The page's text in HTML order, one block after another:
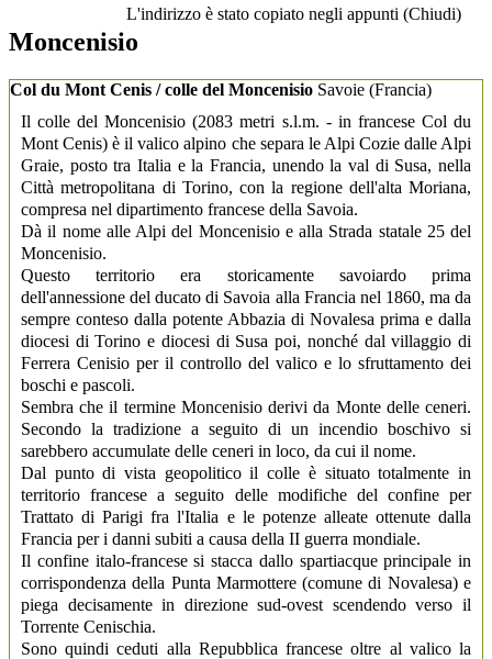
L'indirizzo è stato copiato negli appunti (Chiudi)
Moncenisio
Col du Mont Cenis / colle del Moncenisio Savoie (Francia)
Il colle del Moncenisio (2083 metri s.l.m. - in francese Col du
Mont Cenis) è il valico alpino che separa le Alpi Cozie dalle Alpi
Graie, posto tra Italia e la Francia, unendo la val di Susa, nella
Città metropolitana di Torino, con la regione dell'alta Moriana,
compresa nel dipartimento francese della Savoia.
Dà il nome alle Alpi del Moncenisio e alla Strada statale 25 del
Moncenisio.
Questo territorio era storicamente savoiardo prima
dell'annessione del ducato di Savoia alla Francia nel 1860, ma da
sempre conteso dalla potente Abbazia di Novalesa prima e dalla
diocesi di Torino e diocesi di Susa poi, nonché dal villaggio di
Ferrera Cenisio per il controllo del valico e lo sfruttamento dei
boschi e pascoli.
Sembra che il termine Moncenisio derivi da Monte delle ceneri.
Secondo la tradizione a seguito di un incendio boschivo si
sarebbero accumulate delle ceneri in loco, da cui il nome.
Dal punto di vista geopolitico il colle è situato totalmente in
territorio francese a seguito delle modifiche del confine per
Trattato di Parigi fra l'Italia e le potenze alleate ottenute dalla
Francia per i danni subiti a causa della II guerra mondiale.
Il confine italo-francese si stacca dallo spartiacque principale in
corrispondenza della Punta Marmottere (comune di Novalesa) e
piega decisamente in direzione sud-ovest scendendo verso il
Torrente Cenischia.
Sono quindi ceduti alla Repubblica francese oltre al valico la